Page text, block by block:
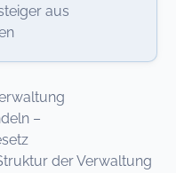
aus
–
der Verwaltung